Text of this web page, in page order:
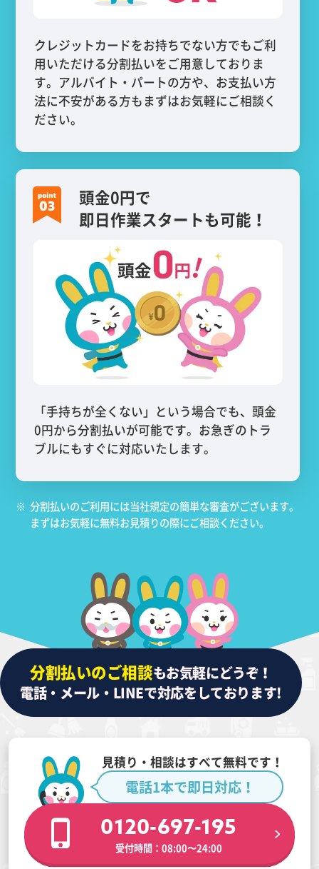
クレジットカードをお持ちでない方でもご利
用いただける分割払いをご用意しておりま
す。アルバイト・パートの方や、お支払い方
法に不安がある方もまずはお気軽にご相談く
ださい。
頭金0円で
即日作業スタートも可能！
「手持ちが全くない」という場合でも、頭金
0円から分割払いが可能です。お急ぎのトラ
ブルにもすぐに対応いたします。
※ 分割払いのご利用には当社規定の簡単な審査がございます。
まずはお気軽に無料お見積りの際にご相談ください。
分割払いのご相談もお気軽にどうぞ！
電話・メール・LINEで対応をしております!
見積り・相談はすべて無料です！
電話1本で即日対応！
0120-697-195
受付時間：08:00〜24:00